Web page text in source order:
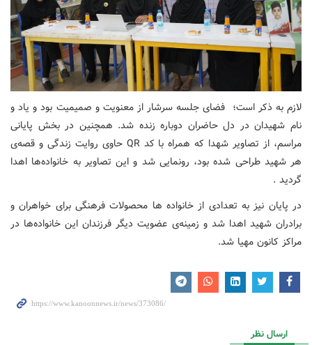
لازم به ذکر است؛ فضای جلسه سرشار از معنویت و صمیمیت بود و یاد و
نام شهیدان در دل حاضران دوباره زنده شد. همچنین در بخش پایانی
مراسم، از تصاویر شهدا که همراه با کد QR حاوی روایت زندگی و قصه‌ی
هر شهید طراحی شده بود، رونمایی شد و این تصاویر به خانواده‌ها اهدا
گردید .
در پایان نیز به تعدادی از خانواده ها محصولات فرهنگی برای خواهران و
برادران شهید اهدا شد و زمینه‌ی عضویت دیگر فرزندان این خانواده‌ها در
مراکز کانون مهیا شد.
ارسال نظر